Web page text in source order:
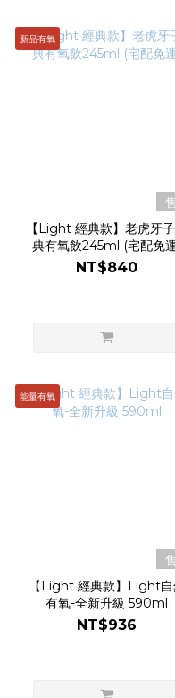
新品有氧
【Light 經典款】老虎牙
典有氧飲245ml (宅配免
NT$840
能量有氧
【Light 經典款】Light自
有氧-全新升級 590ml
NT$936